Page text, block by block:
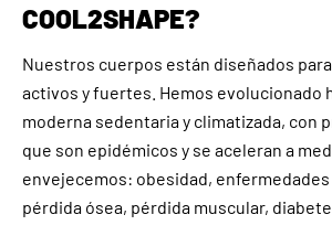
COOL2SHAPE?
Nuestros cuerpos están diseñados
activos y fuertes. Hemos evolucionado
moderna sedentaria y climatizada, con
que son epidémicos y se aceleran a
envejecemos: obesidad, enfermedades
pérdida ósea, pérdida muscular,